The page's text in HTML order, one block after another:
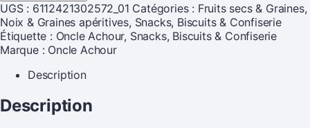
UGS : 6112421302572_01 Catégories : Fruits secs & Graines,
Noix & Graines apéritives, Snacks, Biscuits & Confiserie
Étiquette : Oncle Achour, Snacks, Biscuits & Confiserie
Marque : Oncle Achour
Description
Description